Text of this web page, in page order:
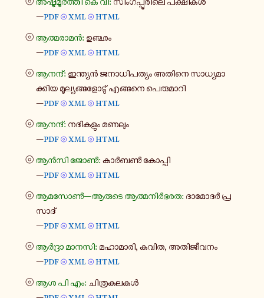
—pdf ⦾ xml ⦾ html
⦾ ആത്മ​രാ​മൻ: ഉഞ്ഛം
—pdf ⦾ xml ⦾ html
⦾ ആന​ന്ദ്: ഇന്ത്യൻ ജനാ​ധി​പ​ത്യം അതിനെ സാ​ധ്യ​മാ​
ക്കിയ മൂ​ല്യ​ങ്ങ​ളോ​ടു് എങ്ങ​നെ പെ​രു​മാ​റി
—pdf ⦾ xml ⦾ html
⦾ ആന​ന്ദ്: നദി​ക​ളും മണലും
—pdf ⦾ xml ⦾ html
⦾ ആൻസി ജോൺ: കാർബൺ കോ​പ്പി
—pdf ⦾ xml ⦾ html
⦾ ആമസോൺ—ആരുടെ ആത്മ​നിർ​ഭ​രത: ദാ​മോ​ദർ പ്ര​
സാ​ദ്
—pdf ⦾ xml ⦾ html
⦾ ആർ​ദ്രാ മാനസി: മഹാ​മാ​രി, കവിത, അതി​ജീ​വ​നം
—pdf ⦾ xml ⦾ html
⦾ ആശ പി എം: ചി​ത്ര​ക​ല​കൾ